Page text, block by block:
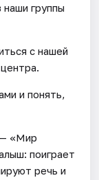
наши группы
с нашей
и понять,
— «Мир
поиграет
речь и